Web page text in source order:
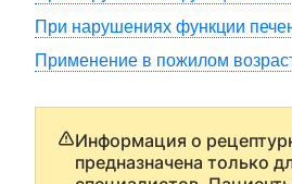
При нарушениях функции
Применение в пожилом
Информация о
предназначена только